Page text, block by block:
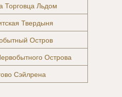
Торговца Льдом
Твердыня
Остров
Острова
Сэйлрена